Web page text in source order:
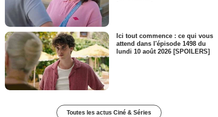
Ici tout commence : ce qui vous
attend dans l'épisode 1498 du
lundi 10 août 2026 [SPOILERS]
Toutes les actus Ciné & Séries